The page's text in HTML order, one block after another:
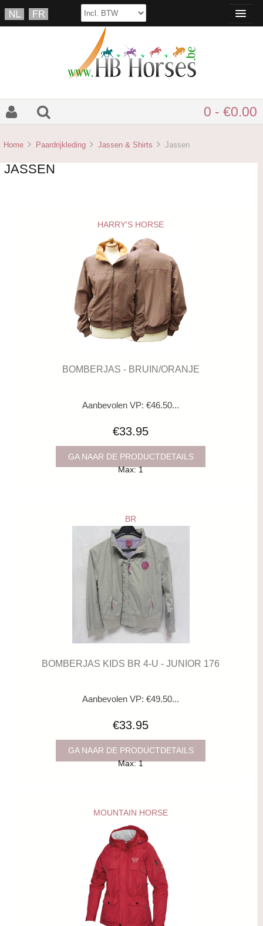
0 - €0.00
Home Paardrijkleding Jassen & Shirts Jassen
JASSEN
HARRY'S HORSE
BOMBERJAS - BRUIN/ORANJE
Aanbevolen VP: €46.50...
€33.95
GA NAAR DE PRODUCTDETAILS
Max: 1
BR
BOMBERJAS KIDS BR 4-U - JUNIOR 176
Aanbevolen VP: €49.50...
€33.95
GA NAAR DE PRODUCTDETAILS
Max: 1
MOUNTAIN HORSE